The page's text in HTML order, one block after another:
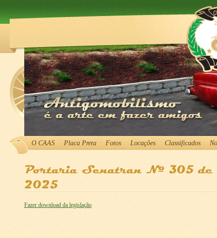
O CAAS Placa Preta Fotos Locações Classificados
Fazer download da legislação